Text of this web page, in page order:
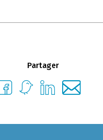
Partager